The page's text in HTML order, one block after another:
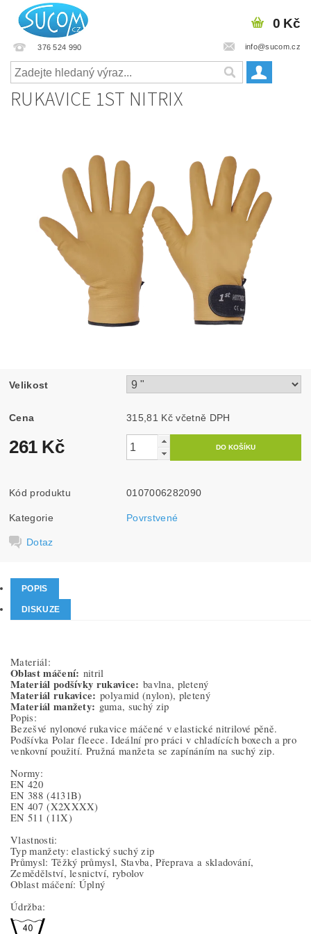
376 524 990 info@sucom.cz
0 Kč
RUKAVICE 1ST NITRIX
Velikost
Cena 315,81 Kč včetně DPH
261 Kč
Kód produktu 0107006282090
Kategorie Povrstvené
Dotaz
POPIS
DISKUZE
Materiál:
Oblast máčení: nitril
Materiál podšívky rukavice: bavlna, pletený
Materiál rukavice: polyamid (nylon), pletený
Materiál manžety: guma, suchý zip
Popis:
Bezešvé nylonové rukavice máčené v elastické nitrilové pěně.
Podšívka Polar fleece. Ideální pro práci v chladících boxech a pro
venkovní použití. Pružná manžeta se zapínáním na suchý zip.
Normy:
EN 420
EN 388(4131B)
EN 407(X2XXXX)
EN 511(11X)
Vlastnosti:
Typ manžety: elastický suchý zip
Průmysl: Těžký průmysl, Stavba, Přeprava a skladování,
Zemědělství, lesnictví, rybolov
Oblast máčení: Úplný
Údržba: